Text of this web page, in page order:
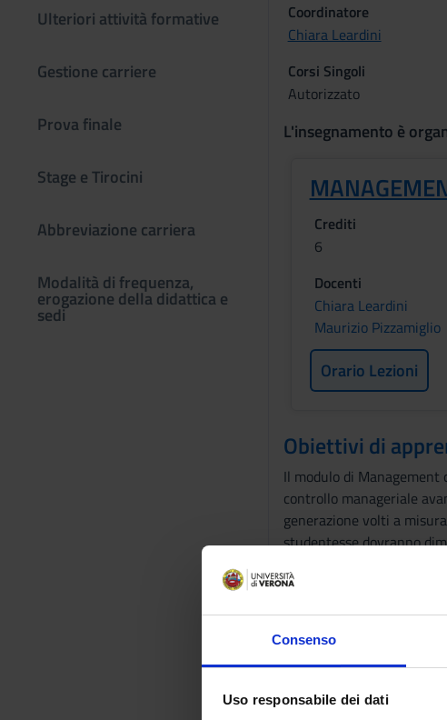
Consenso
Uso responsabile dei dati
Ulteriori attività formative
Gestione carriere
Prova finale
Stage e Tirocini
Abbreviazione carriera
Modalità di frequenza,
erogazione della didattica e
sedi
Coordinatore
Chiara Leardini
Corsi Singoli
Autorizzato
L'insegnamento è
Crediti
6
Docenti
Chiara Leardini
Maurizio Pizzamiglio
Orario Lezioni
Obiettivi di
Il modulo di
controllo manageriale
generazione volti a
studentesse dovranno
del sistema di controllo
operativi.
Il modulo di Supply
politiche finanziarie
strumenti finanziari per la
specifiche d’impresa e in